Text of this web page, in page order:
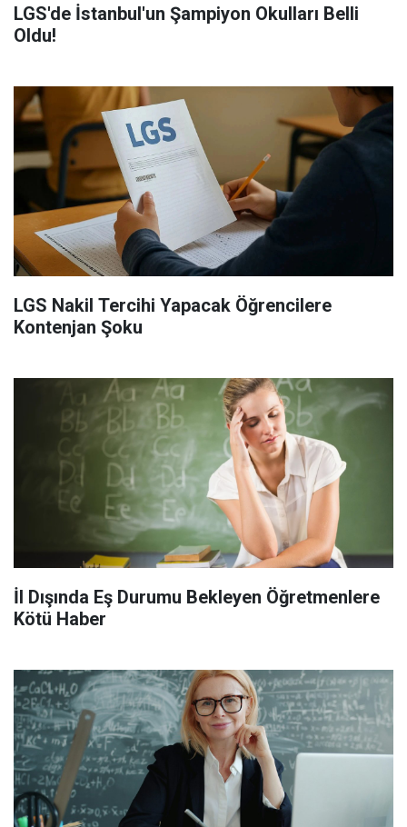
LGS'de İstanbul'un Şampiyon Okulları Belli
Oldu!
LGS Nakil Tercihi Yapacak Öğrencilere
Kontenjan Şoku
İl Dışında Eş Durumu Bekleyen Öğretmenlere
Kötü Haber